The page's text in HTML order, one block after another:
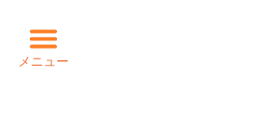
メニュー